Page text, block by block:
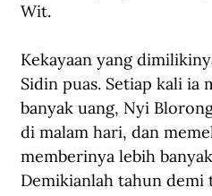
Wit.
Kekayaan yang
Sidin puas. Setiap kali ia
banyak uang, Nyi
di malam hari, dan
memberinya lebih
Demikianlah tahun demi